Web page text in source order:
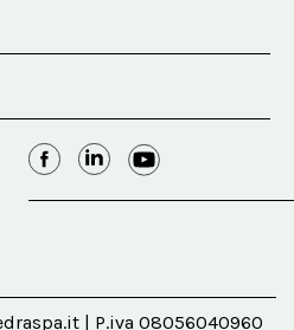
| P.iva 08056040960